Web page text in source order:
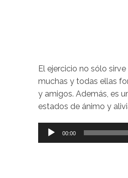
El ejercicio no sólo
muchas y todas ellas
y amigos. Además, es
estados de ánimo y
Reproductor
de
00:00